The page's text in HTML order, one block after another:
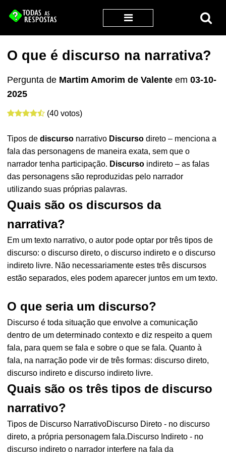
O que é discurso na narrativa?
Pergunta de Martim Amorim de Valente em03-10-
2025
(40 votos)
Tipos dediscurso narrativo Discurso direto – menciona a
fala das personagens de maneira exata, sem que o
narrador tenha participação. Discurso indireto – as falas
das personagens são reproduzidas pelo narrador
utilizando suas próprias palavras.
Quais são os discursos da
narrativa?
Em um texto narrativo, o autor pode optar por três tipos de
discurso: o discurso direto, o discurso indireto e o discurso
indireto livre. Não necessariamente estes três discursos
estão separados, eles podem aparecer juntos em um texto.
O que seria um discurso?
Discurso é toda situação que envolve a comunicação
dentro de um determinado contexto e diz respeito a quem
fala, para quem se fala e sobre o que se fala. Quanto à
fala, na narração pode vir de três formas: discurso direto,
discurso indireto e discurso indireto livre.
Quais são os três tipos de discurso
narrativo?
Tipos de Discurso NarrativoDiscurso Direto - no discurso
direto, a própria personagem fala.Discurso Indireto - no
discurso indireto o narrador interfere na fala da